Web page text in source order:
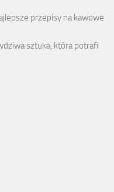
przepisy na kawowe
sztuka, która potrafi